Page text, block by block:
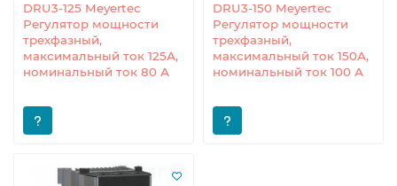
DRU3-125 Meyertec
Регулятор мощности
трехфазный,
максимальный ток 125А,
номинальный ток 80 А
DRU3-150 Meyertec
Регулятор мощности
трехфазный,
максимальный ток 150А,
номинальный ток 100 А